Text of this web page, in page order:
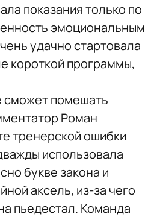
показания только по
эмоциональным
удачно стартовала
короткой программы,
сможет помешать
Роман
тренерской ошибки
использовала
букве закона и
аксель, из-за чего
пьедестал. Команда